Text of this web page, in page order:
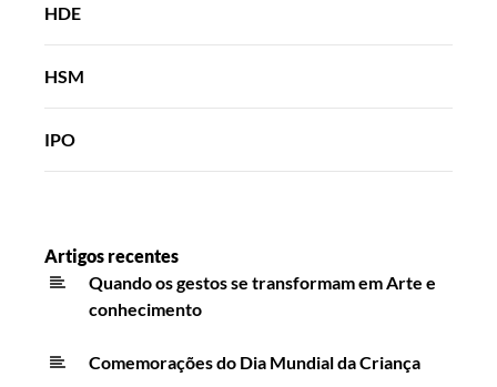
HDE
HSM
IPO
Artigos recentes
Quando os gestos se transformam em Arte e
conhecimento
Comemorações do Dia Mundial da Criança